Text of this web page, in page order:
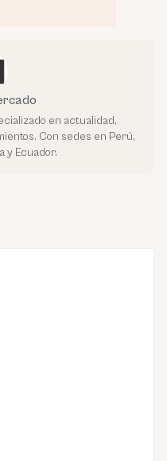
en actualidad,
Con sedes en Perú,
y Ecuador.